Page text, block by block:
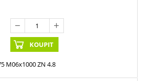
KOUPIT
M06x1000 ZN 4.8